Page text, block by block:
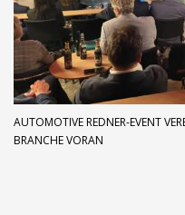
AUTOMOTIVE REDNER-EVENT
BRANCHE VORAN